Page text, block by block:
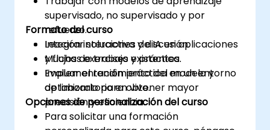
supervisado, no supervisado y por
refuerzo.
Integrar soluciones de IA en aplicaciones
y flujos de trabajo existentes.
Evaluar el rendimiento del modelo y
optimizarlo para obtener mayor
precisión y eficiencia.
Formato del curso
Lección interactiva y discusión.
Muchas exercises y práctica.
Implementación práctica en un entorno
de laboratorio en vivo.
Opciones de personalización del curso
Para solicitar una formación